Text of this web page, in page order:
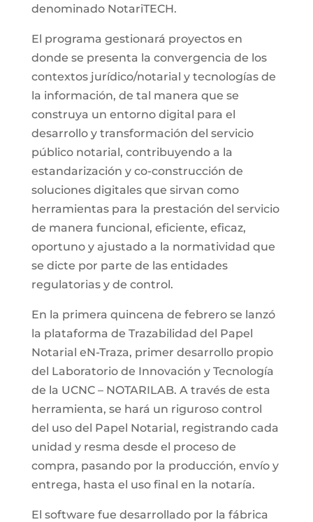
denominado NotariTECH.
El programa gestionará proyectos en
donde se presenta la convergencia de los
contextos jurídico/notarial y tecnologías de
la información, de tal manera que se
construya un entorno digital para el
desarrollo y transformación del servicio
público notarial, contribuyendo a la
estandarización y co-construcción de
soluciones digitales que sirvan como
herramientas para la prestación del servicio
de manera funcional, eficiente, eficaz,
oportuno y ajustado a la normatividad que
se dicte por parte de las entidades
regulatorias y de control.
En la primera quincena de febrero se lanzó
la plataforma de Trazabilidad del Papel
Notarial eN-Traza, primer desarrollo propio
del Laboratorio de Innovación y Tecnología
de la UCNC – NOTARILAB. A través de esta
herramienta, se hará un riguroso control
del uso del Papel Notarial, registrando cada
unidad y resma desde el proceso de
compra, pasando por la producción, envío y
entrega, hasta el uso final en la notaría.
El software fue desarrollado por la fábrica